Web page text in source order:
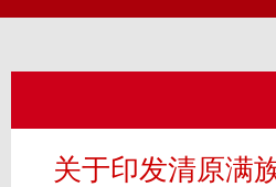
关于印发清原满